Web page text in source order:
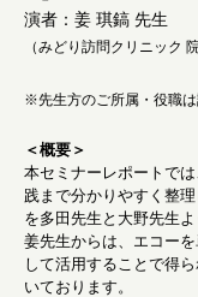
演者：姜 琪鎬 先生
（みどり訪問クリニック 院
※先生方のご所属・役職
＜概要＞
本セミナーレポートで
践まで分かりやすく整
を多田先生と大野先生
姜先生からは、エコー
して活用することで得
いております。